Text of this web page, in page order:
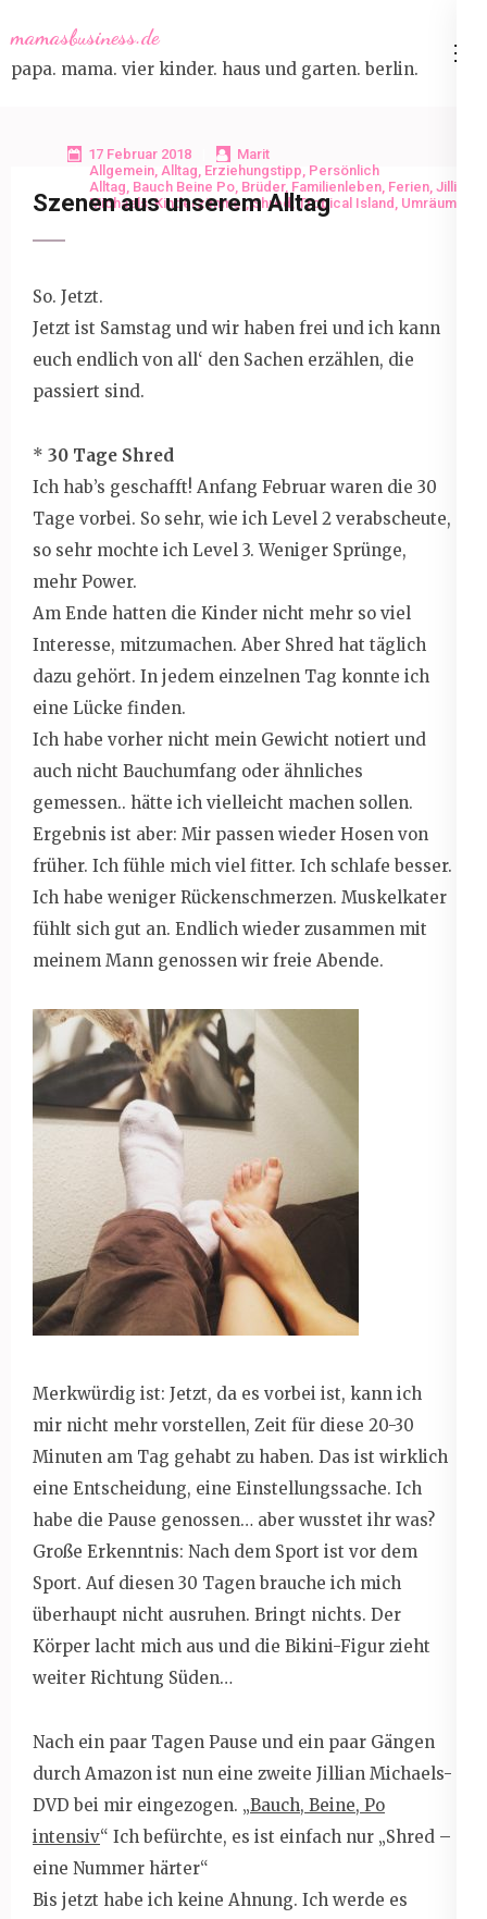
to
content
mamasbusiness.de
papa. mama. vier kinder. haus und garten. berlin.
17 Februar 2018
Marit
Allgemein, Alltag, Erziehungstipp, Persönlich
Alltag, Bauch Beine Po, Brüder, Familienleben, Ferien, Jillian
Michaels,Kinderzimmer,Shred , Tropical Island , Umräumen
Szenen aus unserem Alltag
So. Jetzt.
Jetzt ist Samstag und wir haben frei und ich kann
euch endlich von all‘ den Sachen erzählen, die
passiert sind.
* 30 Tage Shred
Ich hab’s geschafft! Anfang Februar waren die 30
Tage vorbei. So sehr, wie ich Level 2 verabscheute,
so sehr mochte ich Level 3. Weniger Sprünge,
mehr Power.
Am Ende hatten die Kinder nicht mehr so viel
Interesse, mitzumachen. Aber Shred hat täglich
dazu gehört. In jedem einzelnen Tag konnte ich
eine Lücke finden.
Ich habe vorher nicht mein Gewicht notiert und
auch nicht Bauchumfang oder ähnliches
gemessen.. hätte ich vielleicht machen sollen.
Ergebnis ist aber: Mir passen wieder Hosen von
früher. Ich fühle mich viel fitter. Ich schlafe besser.
Ich habe weniger Rückenschmerzen. Muskelkater
fühlt sich gut an. Endlich wieder zusammen mit
meinem Mann genossen wir freie Abende.
Merkwürdig ist: Jetzt, da es vorbei ist, kann ich
mir nicht mehr vorstellen, Zeit für diese 20-30
Minuten am Tag gehabt zu haben. Das ist wirklich
eine Entscheidung, eine Einstellungssache. Ich
habe die Pause genossen… aber wusstet ihr was?
Große Erkenntnis: Nach dem Sport ist vor dem
Sport. Auf diesen 30 Tagen brauche ich mich
überhaupt nicht ausruhen. Bringt nichts. Der
Körper lacht mich aus und die Bikini-Figur zieht
weiter Richtung Süden…
Nach ein paar Tagen Pause und ein paar Gängen
durch Amazon ist nun eine zweite Jillian Michaels-
DVD bei mir eingezogen. „Bauch, Beine, Po
intensiv“ Ich befürchte, es ist einfach nur „Shred –
eine Nummer härter“
Bis jetzt habe ich keine Ahnung. Ich werde es